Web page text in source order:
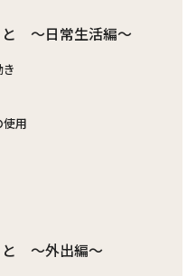
と ～日常生活編～
用
と ～外出編～